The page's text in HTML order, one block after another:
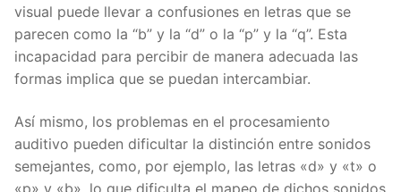
visual puede llevar a confusiones en letras que se
parecen como la “b” y la “d” o la “p” y la “q”. Esta
incapacidad para percibir de manera adecuada las
formas implica que se puedan intercambiar.
Así mismo, los problemas en el procesamiento
auditivo pueden dificultar la distinción entre sonidos
semejantes, como, por ejemplo, las letras «d» y «t» o